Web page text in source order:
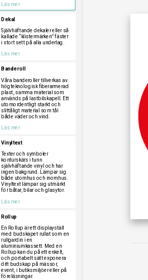
Läs mer
Dekal
Självhäftande dekaler eller så
kallade “klistermärken” fäster
i stort sett på alla underlag.
Läs mer
Banderoll
Våra banderoller tillverkas av
högteknologisk fiberarmerad
plast, samma material som
används på lastbilskapell. Ett
utomordentligt starkt och
slittåligt material som tål
både väder och vind.
Läs mer
Vinyltext
Texter och symboler
konturskärs i tunn
självhäftande vinyl och har
ingen bakgrund. Lämpar sig
både utomhus och inomhus.
Vinyltext lämpar sig utmärkt
för båtar, bilar och glasytor.
Läs mer
Rollup
En Rollup är ett displayställ
med budskapet rullat som en
rullgardin i en
aluminiumkassett. Med en
Rollup kan du på ett enkelt,
och portabelt sätt exponera
ditt budskap på mässor,
event, i butiksmiljöer eller på
föreläsningar.